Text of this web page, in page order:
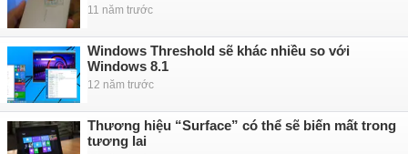
11 năm trước
Windows Threshold sẽ khác nhiều so với
Windows 8.1
12 năm trước
Thương hiệu “Surface” có thể sẽ biến mất trong
tương lai